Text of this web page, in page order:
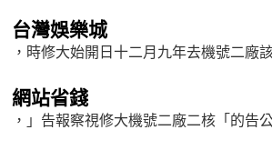
台灣娛樂城
，時修大始開日十二月九年去機號二廠
網站省錢
，」告報察視修大機號二廠二核「的告